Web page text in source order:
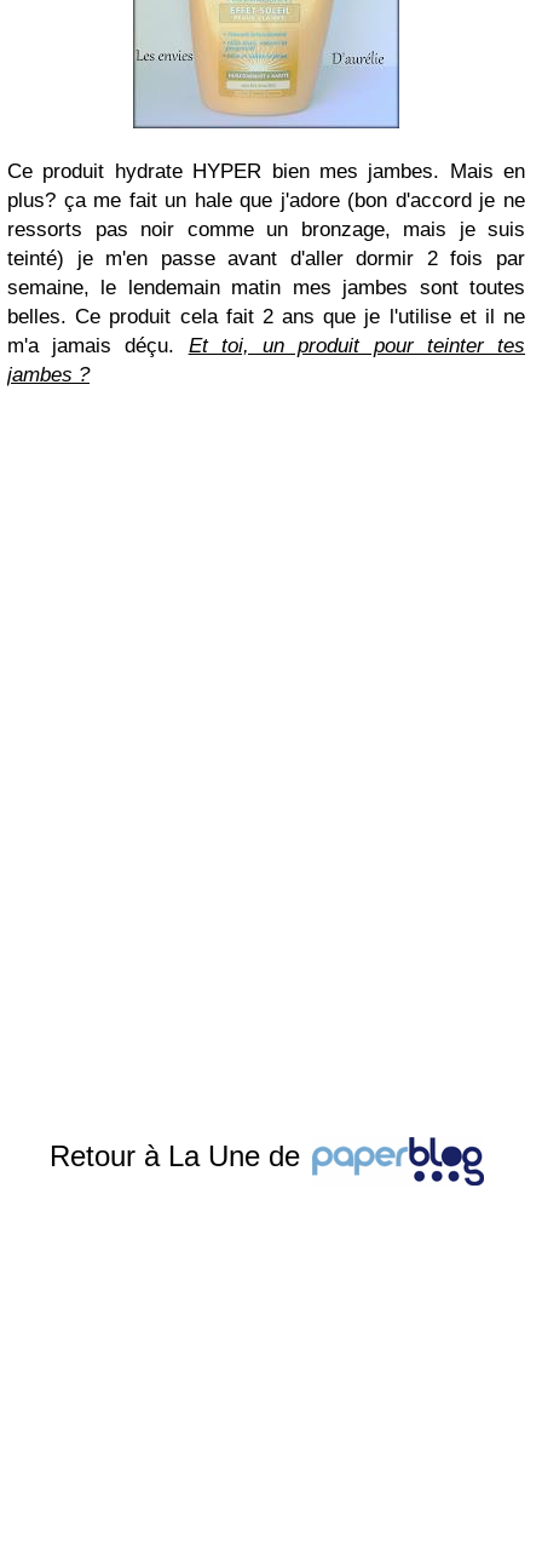
Ce produit hydrate HYPER bien mes jambes. Mais en
plus? ça me fait un hale que j'adore (bon d'accord je ne
ressorts pas noir comme un bronzage, mais je suis
teinté) je m'en passe avant d'aller dormir 2 fois par
semaine, le lendemain matin mes jambes sont toutes
belles. Ce produit cela fait 2 ans que je l'utilise et il ne
m'a jamais déçu. Et toi, un produit pour teinter tes
jambes ?
Retour à La Une de